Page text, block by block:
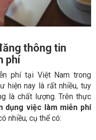
thông tin
phí
phí tại Việt Nam trong
hiện nay là rất nhiều, tuy
là chất lượng. Trên thực
dụng việc làm miễn phí
nhiều, cụ thể có: